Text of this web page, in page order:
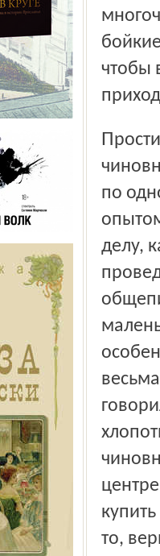
чтобы
Простите за брюзжание, но думалось только о том, что
по
делу,
то,